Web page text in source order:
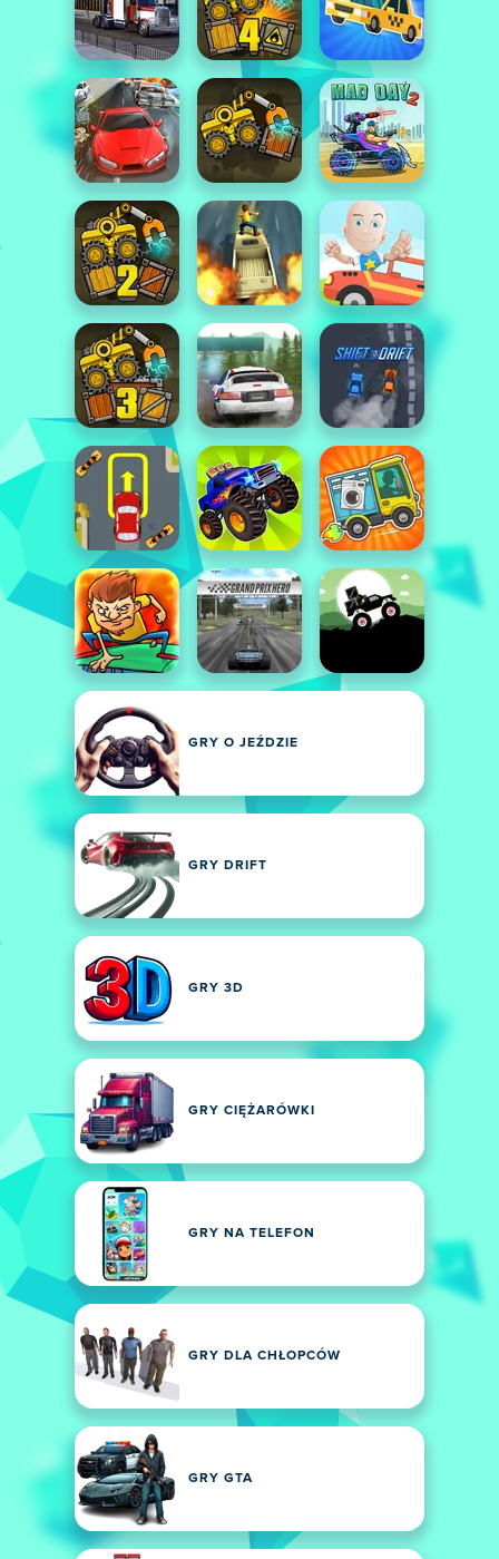
GRY O JEŹDZIE
GRY DRIFT
GRY 3D
GRY CIĘŻARÓWKI
GRY NA TELEFON
GRY DLA CHŁOPCÓW
GRY GTA